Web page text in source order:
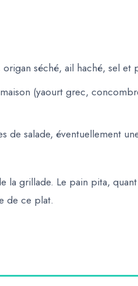
séché, ail haché, sel et
(yaourt grec,
de salade, éventuellement
la grillade. Le pain pita,
de ce plat.